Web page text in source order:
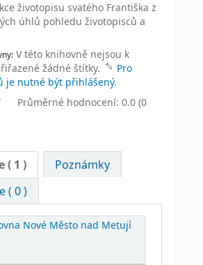
životopisu svatého Františka z
úhlů pohledu životopisců a
V této knihovně nejsou k
žádné štítky.
Pro
je nutné být přihlášený.
Průměrné hodnocení: 0.0 (0
( 1 )
Poznámky
( 0 )
Nové Město nad Metují